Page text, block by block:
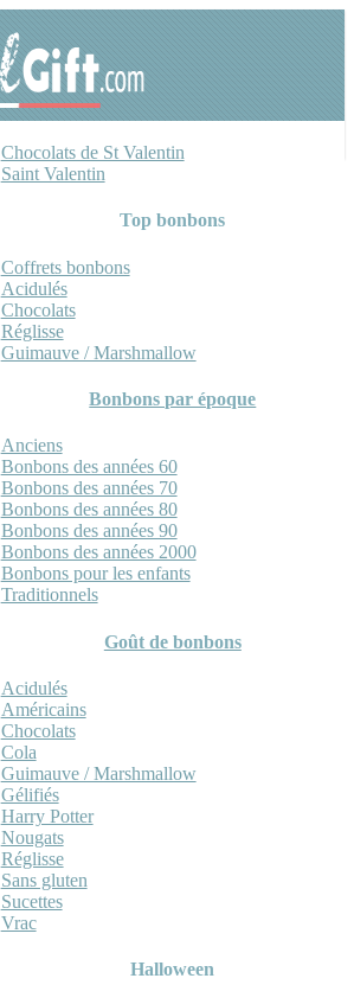
Chocolats de St Valentin
Saint Valentin
Top bonbons
Coffrets bonbons
Acidulés
Chocolats
Réglisse
Guimauve / Marshmallow
Bonbons par époque
Anciens
Bonbons des années 60
Bonbons des années 70
Bonbons des années 80
Bonbons des années 90
Bonbons des années 2000
Bonbons pour les enfants
Traditionnels
Goût de bonbons
Acidulés
Américains
Chocolats
Cola
Guimauve / Marshmallow
Gélifiés
Harry Potter
Nougats
Réglisse
Sans gluten
Sucettes
Vrac
Halloween